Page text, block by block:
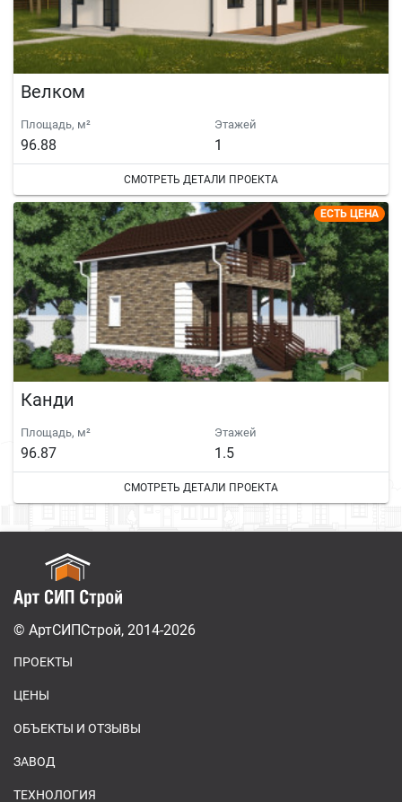
Велком
Площадь, м²
96.88
Этажей
1
СМОТРЕТЬ ДЕТАЛИ ПРОЕКТА
ЕСТЬ ЦЕНА
Канди
Площадь, м²
96.87
Этажей
1.5
СМОТРЕТЬ ДЕТАЛИ ПРОЕКТА
© АртСИПСтрой, 2014-2026
ПРОЕКТЫ
ЦЕНЫ
ОБЪЕКТЫ И ОТЗЫВЫ
ЗАВОД
ТЕХНОЛОГИЯ